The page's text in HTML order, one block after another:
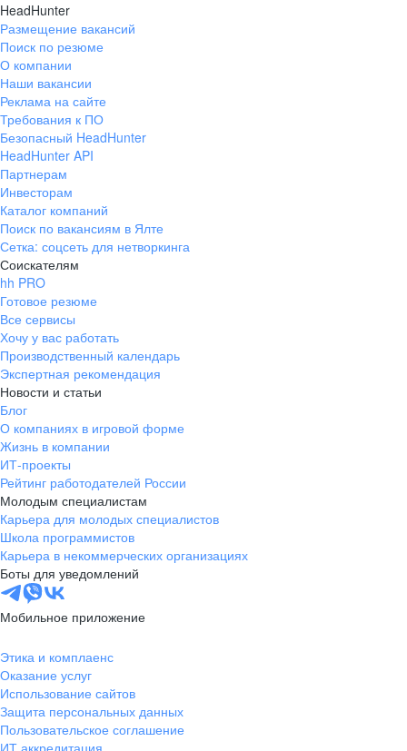
HeadHunter
Размещение вакансий
Поиск по резюме
О компании
Наши вакансии
Реклама на сайте
Требования к ПО
Безопасный HeadHunter
HeadHunter API
Партнерам
Инвесторам
Каталог компаний
Поиск по вакансиям в Ялте
Сетка: соцсеть для нетворкинга
Соискателям
hh PRO
Готовое резюме
Все сервисы
Хочу у вас работать
Производственный календарь
Экспертная рекомендация
Новости и статьи
Блог
О компаниях в игровой форме
Жизнь в компании
ИТ-проекты
Рейтинг работодателей России
Молодым специалистам
Карьера для молодых специалистов
Школа программистов
Карьера в некоммерческих организациях
Боты для уведомлений
Мобильное приложение
Этика и комплаенс
Оказание услуг
Использование сайтов
Защита персональных данных
Пользовательское соглашение